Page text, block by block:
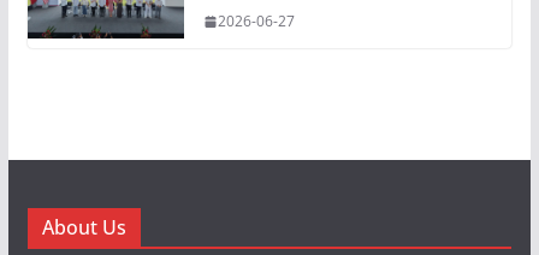
2026-06-27
About Us